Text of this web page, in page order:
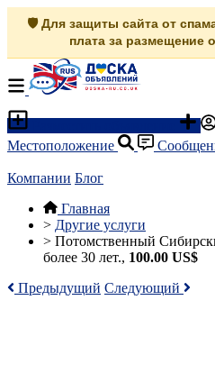
🛡️ Для защиты сайта от
плата за размещение
Местоположение
Компании Блог
Главная
> Другие услуги
> Потомственный
более 30 лет., 100.00 US$
Предыдущий Следующий